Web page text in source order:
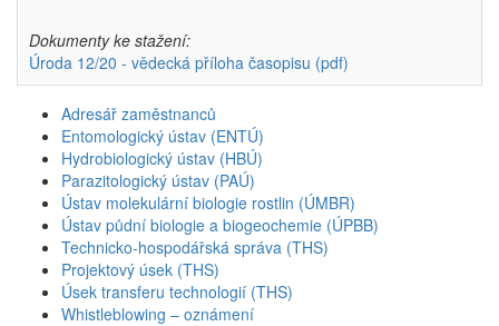
Dokumenty ke stažení:
Úroda 12/20 - vědecká příloha časopisu (pdf)
Adresář zaměstnanců
Entomologický ústav (ENTÚ)
Hydrobiologický ústav (HBÚ)
Parazitologický ústav (PAÚ)
Ústav molekulární biologie rostlin (ÚMBR)
Ústav půdní biologie a biogeochemie (ÚPBB)
Technicko-hospodářská správa (THS)
Projektový úsek (THS)
Úsek transferu technologií (THS)
Whistleblowing – oznámení